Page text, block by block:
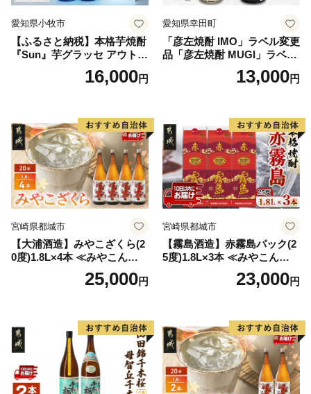
愛知県小牧市
【ふるさと納税】本格芋焼酎
『Sun』芋グラッセ アウトド
ア ソロキャンプ ベランピン
グ 巣ごもり 就労支援16,000円
愛知県幸田町
「彦左焼酎 IMO」ラベル変更
品「彦左焼酎 MUGI」ラベル
変更品 飲み比べ セット 合計
2本 720ml×各1本 25度 焼酎
13,000円
宮崎県都城市
【大浦酒造】みやこざくら(2
0度)1.8L×4本 ≪みやこんじょ
特急便≫_AD-077125,000円
宮崎県都城市
【霧島酒造】赤霧島パック(2
5度)1.8L×3本 ≪みやこんじょ
特急便≫_23-07-K03P-1800-3
23,000円